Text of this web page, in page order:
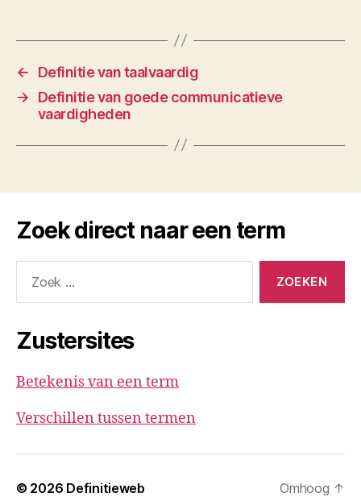
←
Definitie van taalvaardig
→
Definitie van goede communicatieve
vaardigheden
Zoek direct naar een term
naar:
Zustersites
Betekenis van een term
Verschillen tussen termen
© 2026 Definitieweb Omhoog ↑